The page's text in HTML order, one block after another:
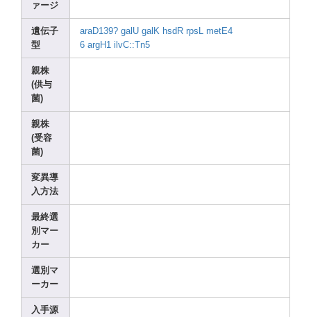
ァージ
遺伝子
型
araD139? galU galK hsdR rpsL metE4
6 argH1 ilvC::Tn5
親株
(供与
菌)
親株
(受容
菌)
変異導
入方法
最終選
別マー
カー
選別マ
ーカー
入手源